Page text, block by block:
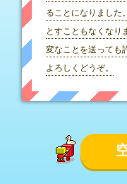
ることになりました
とすこともなくなり
変なことを送っても
よろしくどうぞ。